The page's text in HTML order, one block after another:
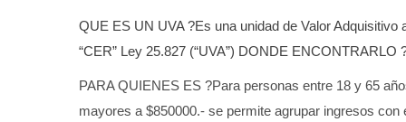
QUE ES UN UVA ?Es una unidad de Valor
“CER” Ley 25.827 (“UVA”) DONDE
PARA QUIENES ES ?Para personas entre 18 y 65
mayores a $850000.- se permite agrupar ingresos